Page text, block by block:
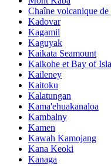
Chaîne volcanique
Kadovar
Kagamil
Kaguyak
Kaikata Seamount
Kaikohe et Bay of
Kaileney
Kaitoku
Kalatungan
Kama'ehuakanaloa
Kambalny
Kamen
Kawah Kamojang
Kana Keoki
Kanaga